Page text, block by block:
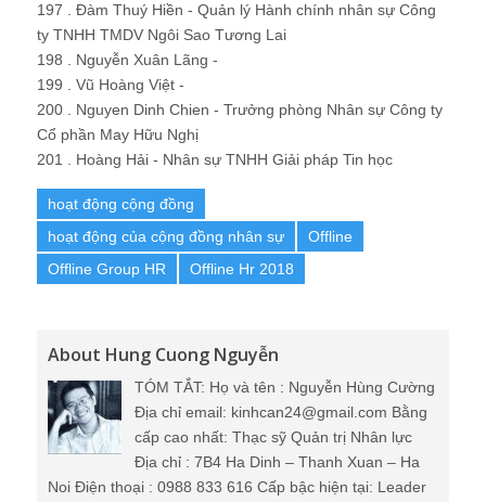
197 . Đàm Thuý Hiền - Quản lý Hành chính nhân sự Công
ty TNHH TMDV Ngôi Sao Tương Lai
198 . Nguyễn Xuân Lãng -
199 . Vũ Hoàng Việt -
200 . Nguyen Dinh Chien - Trưởng phòng Nhân sự Công ty
Cổ phần May Hữu Nghị
201 . Hoàng Hải - Nhân sự TNHH Giải pháp Tin học
hoạt động cộng đồng
hoạt động của cộng đồng nhân sự
Offline
Offline Group HR
Offline Hr 2018
About Hung Cuong Nguyễn
TÓM TẮT: Họ và tên : Nguyễn Hùng Cường
Địa chỉ email: kinhcan24@gmail.com Bằng
cấp cao nhất: Thạc sỹ Quản trị Nhân lực
Địa chỉ : 7B4 Ha Dinh – Thanh Xuan – Ha
Noi Điện thoại : 0988 833 616 Cấp bậc hiện tại: Leader